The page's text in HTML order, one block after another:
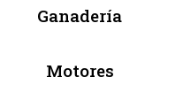
Ganadería
Motores